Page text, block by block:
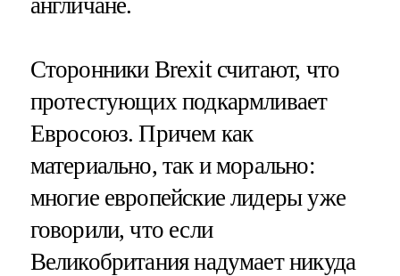
англичане.
Сторонники Brexit считают, что
протестующих подкармливает
Евросоюз. Причем как
материально, так и морально:
многие европейские лидеры уже
говорили, что если
Великобритания надумает никуда